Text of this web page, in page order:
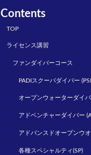
Contents
TOP
ライセンス講習
ファンダイバーコース
PADIスクーバダイバー
オープンウォーターダイ
アドベンチャーダイバー
アドバンスドオープンウ
各種スペシャルティ(SP)